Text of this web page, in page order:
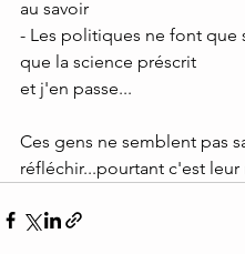
au savoir
- Les politiques ne font que
que la science préscrit
et j'en passe...
Ces gens ne semblent pas
réfléchir...pourtant c'est leur